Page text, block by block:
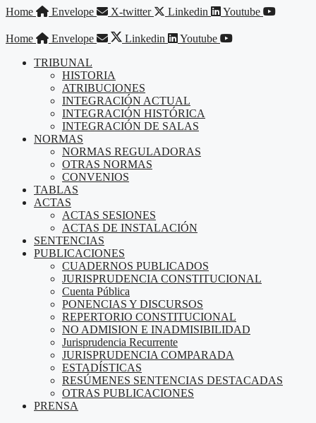
Saltar
contenido
Home Envelope X-twitter Linkedin Youtube
Home Envelope Linkedin
Youtube
TRIBUNAL
HISTORIA
ATRIBUCIONES
INTEGRACIÓN ACTUAL
INTEGRACIÓN HISTÓRICA
INTEGRACIÓN DE SALAS
NORMAS
NORMAS REGULADORAS
OTRAS NORMAS
CONVENIOS
TABLAS
ACTAS
ACTAS SESIONES
ACTAS DE INSTALACIÓN
SENTENCIAS
PUBLICACIONES
CUADERNOS PUBLICADOS
JURISPRUDENCIA CONSTITUCIONAL
Cuenta Pública
PONENCIAS Y DISCURSOS
REPERTORIO CONSTITUCIONAL
NO ADMISION E INADMISIBILIDAD
Jurisprudencia Recurrente
JURISPRUDENCIA COMPARADA
ESTADÍSTICAS
RESÚMENES SENTENCIAS DESTACADAS
OTRAS PUBLICACIONES
PRENSA